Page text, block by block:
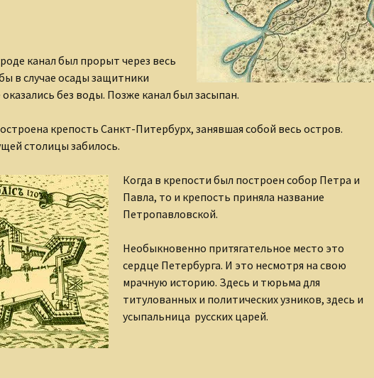
Прогулки по
Петербургу
Размышления о
несъедобном
Рюриковичи
театр?
Сказания о
Чудотворном
Строителе
канал был прорыт через весь
в случае осады защитники
без воды. Позже канал был засыпан.
крепость Санкт-Питербурх, занявшая собой весь остров.
столицы забилось.
Когда в крепости был построен собор Петра и
Павла, то и крепость приняла название
Петропавловской.
Необыкновенно притягательное место это
сердце Петербурга. И это несмотря на свою
мрачную историю. Здесь и тюрьма для
титулованных и политических узников, здесь и
усыпальница русских царей.